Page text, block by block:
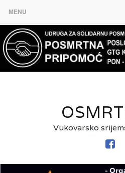
MENU
Vukovarsko